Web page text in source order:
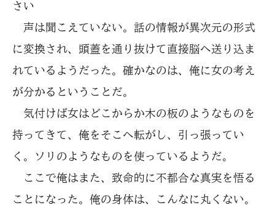
さい
声は聞こえていない。話の情報が異次元の形式
に変換され、頭蓋を通り抜けて直接脳へ送り込ま
れているようだった。確かなのは、俺に女の考え
が分かるということだ。
気付けば女はどこからか木の板のようなものを
持ってきて、俺をそこへ転がし、引っ張ってい
く。ソリのようなものを使っているようだ。
ここで俺はまた、致命的に不都合な真実を悟る
ことになった。俺の身体は、こんなに丸くない。